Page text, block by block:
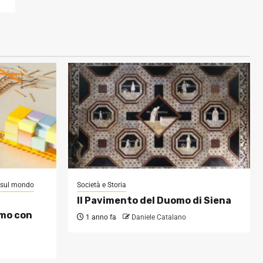
mondo
con
Società e Storia
Il Pavimento del Duomo di Siena
1 anno fa Daniele Catalano